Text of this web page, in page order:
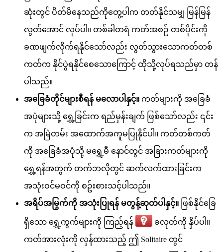
ဆုံးတွင် ပိတ်မိနေသည်ကိုတွေ့ပါက တတ်နိုင်သမျှ မြန်မြန်
လွတ်အောင် လုပ်ပါ။ တစ်ခါတရံ ကတ်အစဉ် တစ်ပိုင်းကို
ခဏဖျက်လိုက်ရနိုင်သော်လည်း လွတ်သွားသောကတ်တစ်
ကတ်က နိုင်ပွဲရနိုင်စေသောကြောင့် ထိုသို့လုပ်ရသည်မှာ တန်
ပါသည်။
အခြေခံတိုင်များစီရန် မလောပါနှင့်။ ကတ်များကို အခြေခံ
အပုံများသို့ ရွှေ့ခြင်းက ရည်မှန်းချက် ဖြစ်သော်လည်း ၎င်း
က အမြဲတမ်း အထောက်အကူမပြုနိုင်ပါ။ ကတ်တစ်ကတ်
ကို အခြေခံအပုံသို့ မရွှေ့မီ နောင်တွင် အခြားကတ်များကို
ရွှေ့ရန်အတွက် တက်ဘလိုတွင် ဆက်လက်ထားခြင်းက
အသုံးဝင်မဝင်ကို စဥ်းစားသင့်ပါသည်။
အရိပ်အမြွက်ကို အသုံးပြုရန် မတွန့်ဆုတ်ပါနှင့်။ ဖြစ်နိုင်ခြေ
ရှိသော ရွှေ့ကွက်များကို ကြည့်ရန် ခလုတ်ကို နှိပ်ပါ။
ကတ်အားလုံးကို လှန်ထားသည့် ဤ Solitaire တွင်